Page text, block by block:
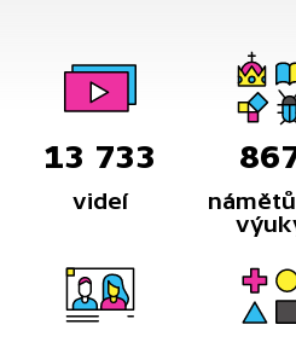
13 733
videí